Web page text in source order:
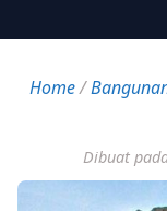
Home/
Dibuat